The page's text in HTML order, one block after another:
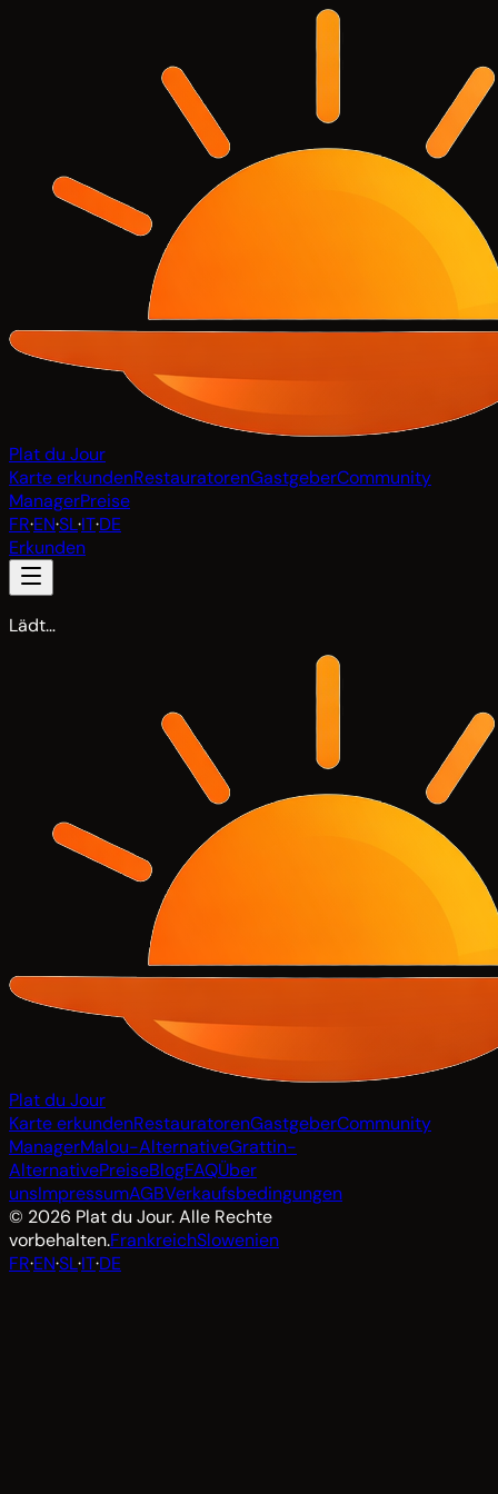
Plat du Jour
Karte erkundenRestauratorenGastgeberCommunity
ManagerPreise
FR·EN·SL·IT·DE
Erkunden
Lädt…
Plat du Jour
Karte erkundenRestauratorenGastgeberCommunity
ManagerMalou-AlternativeGrattin-
AlternativePreiseBlogFAQÜber
unsImpressumAGBVerkaufsbedingungen
© 2026 Plat du Jour. Alle Rechte
vorbehalten.FrankreichSlowenien
FR·EN·SL·IT·DE